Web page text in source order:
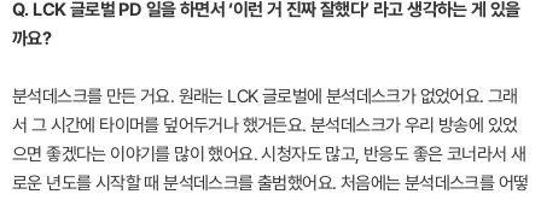
Q. LCK 글로벌 PD 일을 하면서 ‘이런 거 진짜 잘했다’ 라고 생각하는 게 있을
까요?
분석데스크를 만든 거요. 원래는 LCK 글로벌에 분석데스크가 없었어요. 그래
서 그 시간에 타이머를 덮어두거나 했거든요. 분석데스크가 우리 방송에 있었
으면 좋겠다는 이야기를 많이 했어요. 시청자도 많고, 반응도 좋은 코너라서 새
로운 년도를 시작할 때 분석데스크를 출범했어요. 처음에는 분석데스크를 어떻